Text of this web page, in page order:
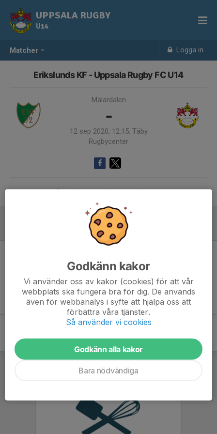
Matcher Logga in
UPPSALA RUGBY
U14
Erikslunds KF - Uppsala Rugby FC U14
Mälardalen
-
12 sep 2020, 12:15, Täby
Rugbycenter
Samling 10:40, Biltema, parkeringen
Inget referat skrivet
Godkänn kakor
Vi använder oss av kakor (cookies) för att vår
webbplats ska fungera bra för dig. De används
även för webbanalys i syfte att hjälpa oss att
förbättra våra tjänster.
Så använder vi cookies
Godkänn alla kakor
Bara nödvändiga